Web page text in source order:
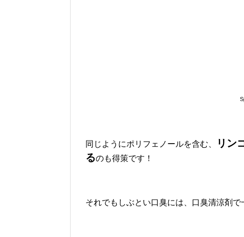
同じようにポリフェノールを含む、
リン
るのも得策です！
それでもしぶとい口臭には、 口臭清涼剤で